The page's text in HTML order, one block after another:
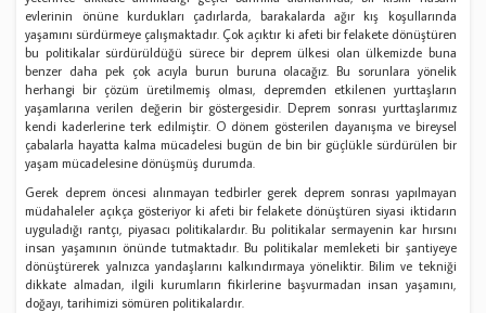
evlerinin önüne kurdukları çadırlarda, barakalarda ağır kış koşullarında
yaşamını sürdürmeye çalışmaktadır. Çok açıktır ki afeti bir felakete dönüştüren
bu politikalar sürdürüldüğü sürece bir deprem ülkesi olan ülkemizde buna
benzer daha pek çok acıyla burun buruna olacağız. Bu sorunlara yönelik
herhangi bir çözüm üretilmemiş olması, depremden etkilenen yurttaşların
yaşamlarına verilen değerin bir göstergesidir. Deprem sonrası yurttaşlarımız
kendi kaderlerine terk edilmiştir. O dönem gösterilen dayanışma ve bireysel
çabalarla hayatta kalma mücadelesi bugün de bin bir güçlükle sürdürülen bir
yaşam mücadelesine dönüşmüş durumda.
Gerek deprem öncesi alınmayan tedbirler gerek deprem sonrası yapılmayan
müdahaleler açıkça gösteriyor ki afeti bir felakete dönüştüren siyasi iktidarın
uyguladığı rantçı, piyasacı politikalardır. Bu politikalar sermayenin kar hırsını
insan yaşamının önünde tutmaktadır. Bu politikalar memleketi bir şantiyeye
dönüştürerek yalnızca yandaşlarını kalkındırmaya yöneliktir. Bilim ve tekniği
dikkate almadan, ilgili kurumların fikirlerine başvurmadan insan yaşamını,
doğayı, tarihimizi sömüren politikalardır.